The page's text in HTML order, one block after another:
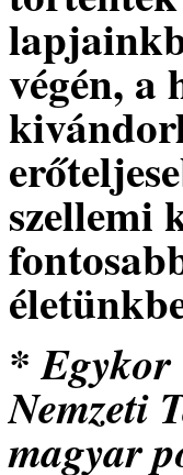
végén, a
szellemi
* Egykor
Nemzeti
magyar